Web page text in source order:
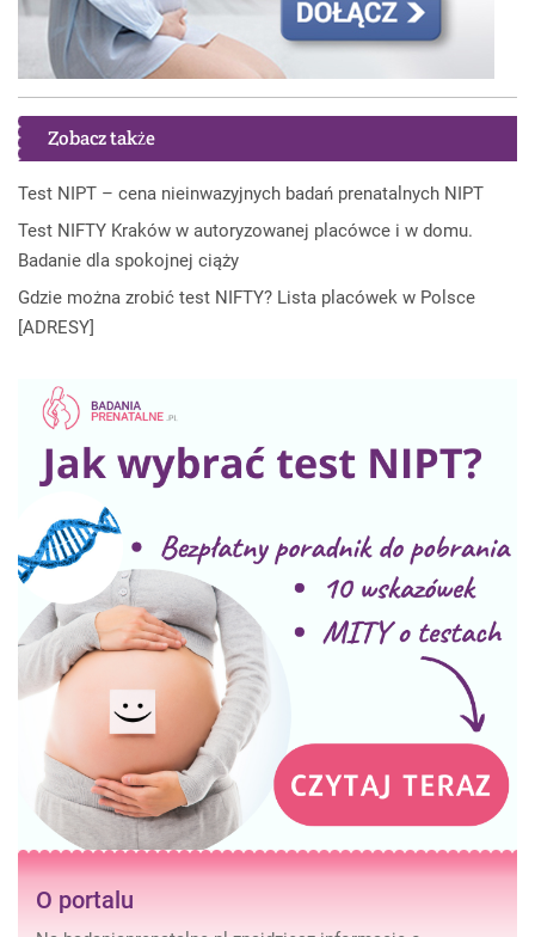
Zobacz także
Test NIPT – cena nieinwazyjnych badań prenatalnych NIPT
Test NIFTY Kraków w autoryzowanej placówce i w domu.
Badanie dla spokojnej ciąży
Gdzie można zrobić test NIFTY? Lista placówek w Polsce
[ADRESY]
O portalu